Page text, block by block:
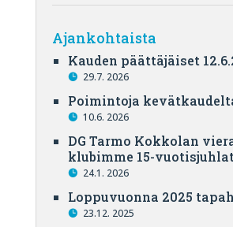
Ajankohtaista
Kauden päättäjäiset
29.7. 2026
Poimintoja
10.6. 2026
DG Tarmo Kokkolan
klubimme 15-vuotisjuhlat
24.1. 2026
Loppuvuonna 2025
23.12. 2025